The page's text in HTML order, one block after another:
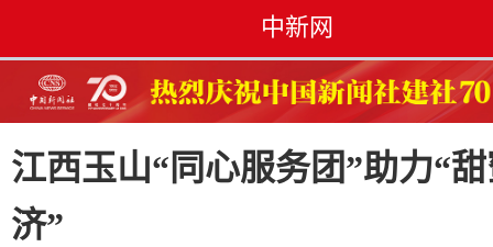
中新网
江西玉山“同心服务团”助力“
济”